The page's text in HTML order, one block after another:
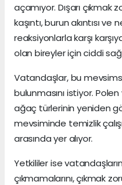
açamıyor. Dışarı
kaşıntı, burun akıntısı ve
reaksiyonlarla karşı
olan bireyler için ciddi
Vatandaşlar, bu
bulunmasını istiyor.
ağaç türlerinin yeniden
mevsiminde temizlik
arasında yer alıyor.
Yetkililer ise
çıkmamalarını, çıkmak